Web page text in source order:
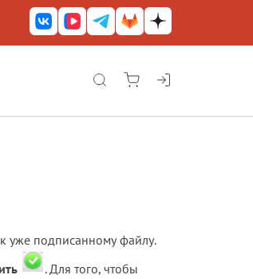
КриптоАРМ ГОСТ
КриптоАРМ Mobile
КриптоАРМ ID
уже подписанному файлу.
. Для того, чтобы